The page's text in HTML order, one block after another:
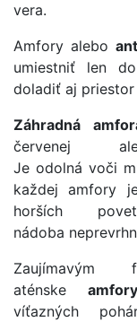
vera.
Amfory alebo
umiestniť len do
doladiť aj priestor
Záhradná
červenej
Je odolná voči
každej amfory
horších
nádoba
aténske amfory
víťazných